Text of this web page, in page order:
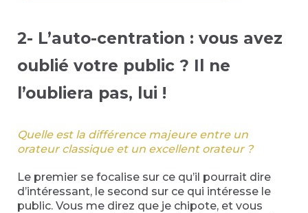
2- L’auto-centration : vous avez
oublié votre public ? Il ne
l’oubliera pas, lui !
Quelle est la différence majeure entre un
orateur classique et un excellent orateur ?
Le premier se focalise sur ce qu’il pourrait dire
d’intéressant, le second sur ce qui intéresse le
public. Vous me direz que je chipote, et vous